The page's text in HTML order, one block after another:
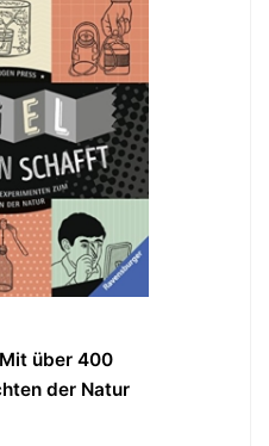
über 400
der Natur